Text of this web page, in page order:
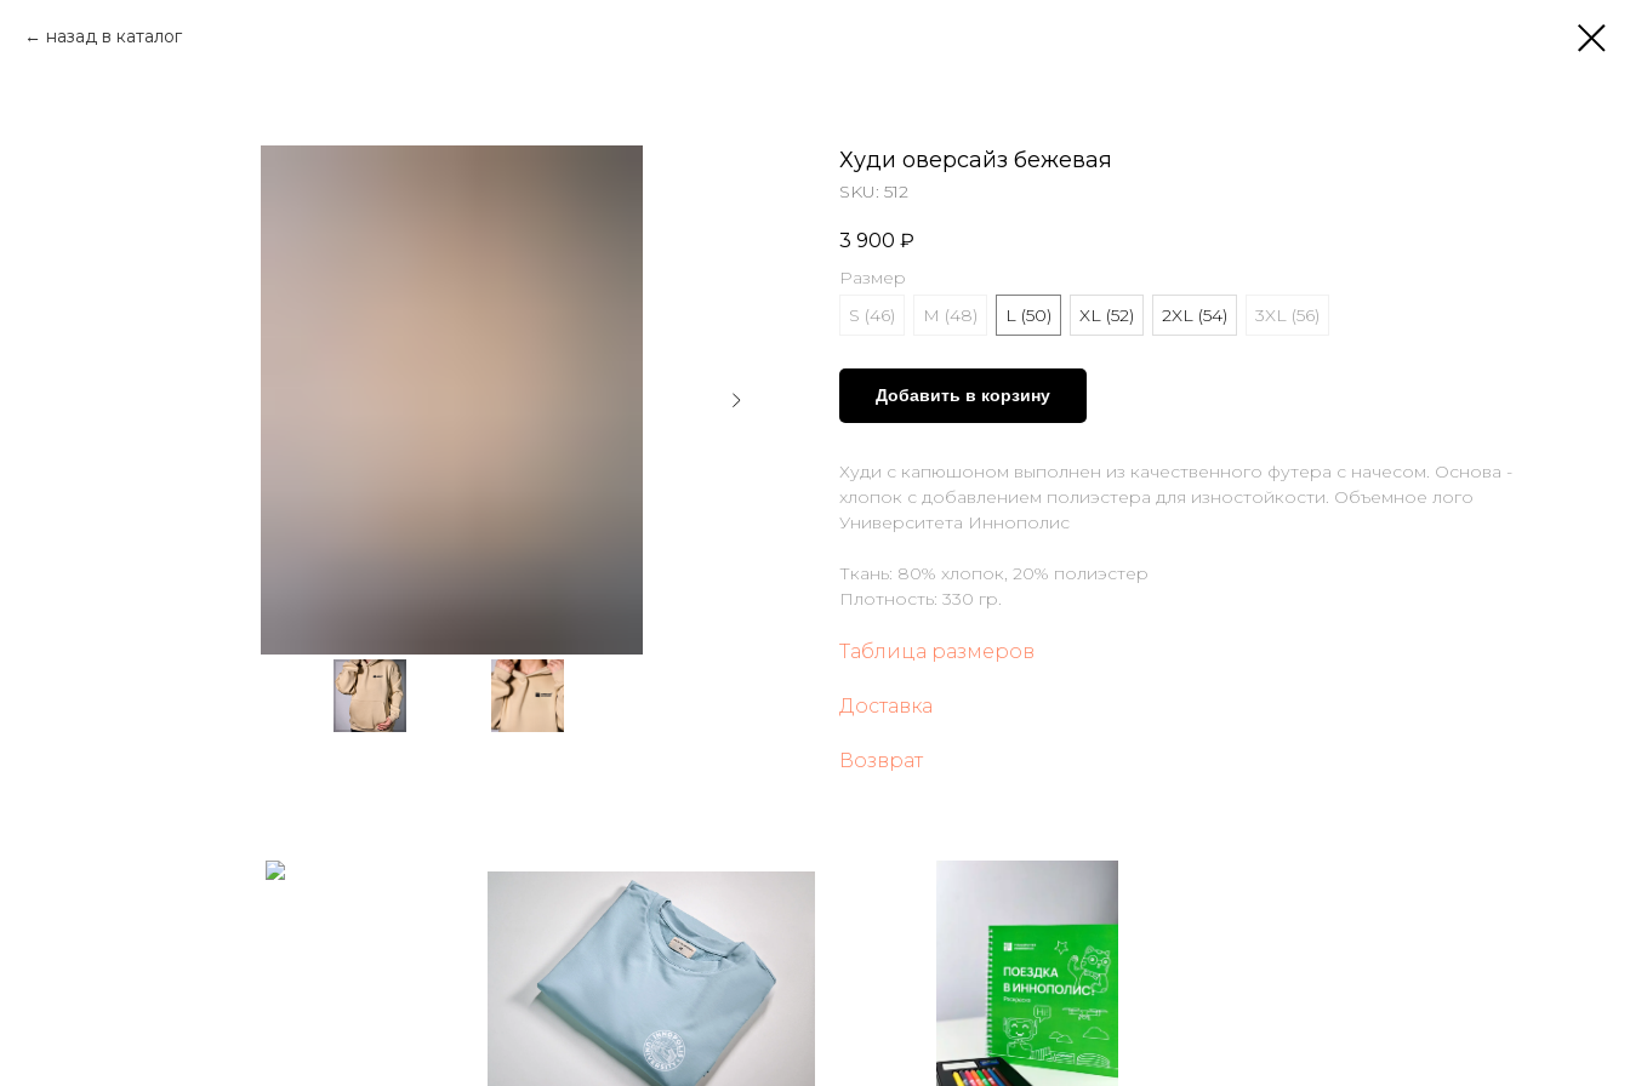
назад в каталог
Худи оверсайз бежевая
SKU: 512
3 900 ₽
Размер
S (46)
M (48) L (50) XL (52) 2XL (54) 3XL (56)
Добавить в корзину
Худи с капюшоном выполнен из качественного футера с начесом. Основа -
хлопок с добавлением полиэстера для изностойкости. Объемное лого
Университета Иннополис
Ткань: 80% хлопок, 20% полиэстер
Плотность: 330 гр.
Таблица размеров
Доставка
Возврат